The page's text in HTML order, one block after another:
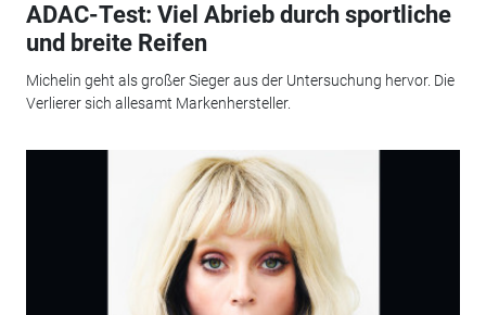
ADAC-Test: Viel Abrieb durch sportliche
und breite Reifen
Michelin geht als großer Sieger aus der Untersuchung hervor. Die
Verlierer sich allesamt Markenhersteller.